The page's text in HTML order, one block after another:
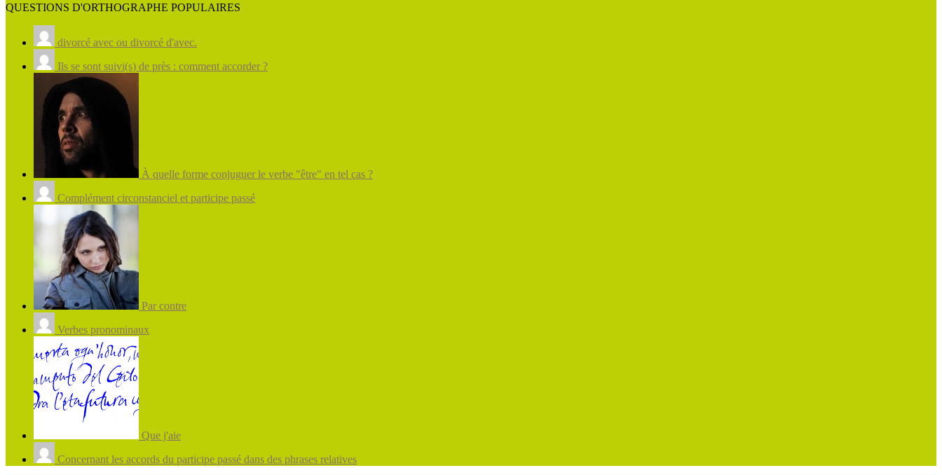
QUESTIONS D'ORTHOGRAPHE POPULAIRES
divorcé avec ou divorcé d'avec.
Ils se sont suivi(s) de près : comment accorder ?
À quelle forme conjuguer le verbe "être" en tel cas ?
Complément circonstanciel et participe passé
Par contre
Verbes pronominaux
Que j'aie
Concernant les accords du participe passé dans des phrases relatives